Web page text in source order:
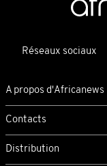
Réseaux sociaux
A propos d'Africanews
Contacts
Distribution